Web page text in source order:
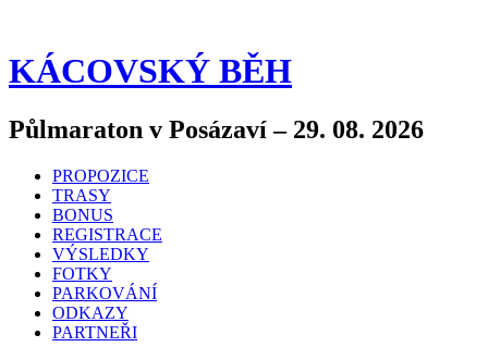
KÁCOVSKÝ BĚH
Půlmaraton v Posázaví – 29. 08. 2026
Menu
Přejít
obsahu
webu
PROPOZICE
TRASY
BONUS
REGISTRACE
VÝSLEDKY
FOTKY
PARKOVÁNÍ
ODKAZY
PARTNEŘI